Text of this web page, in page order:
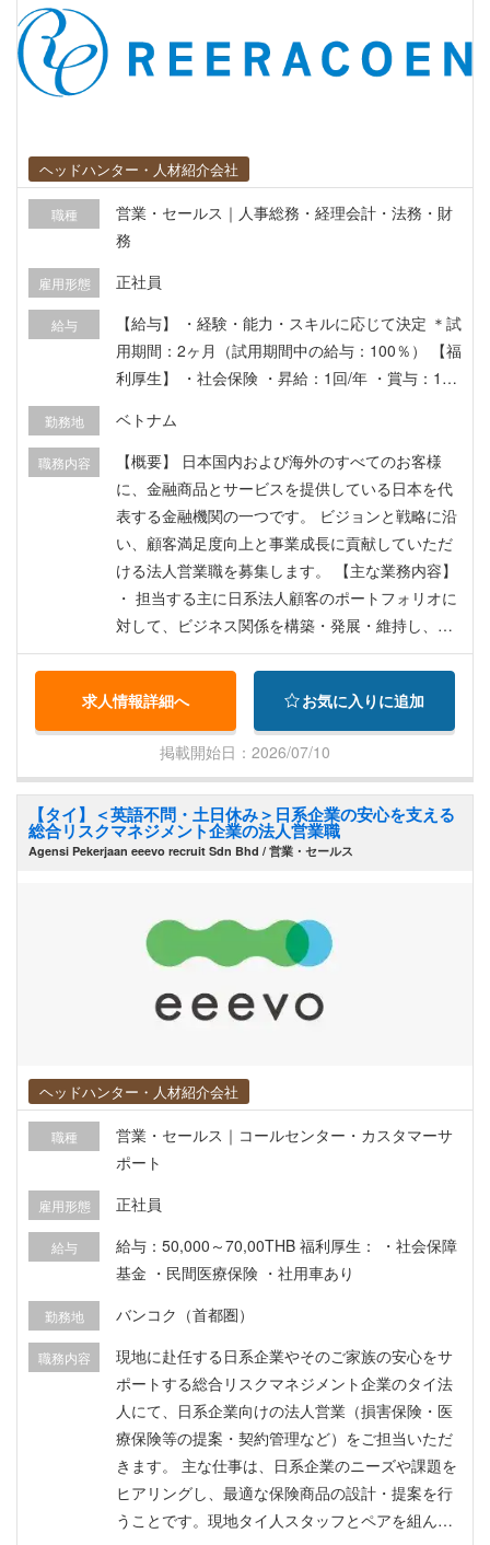
ヘッドハンター・人材紹介会社
職種
営業・セールス｜人事総務・経理会計・法務・財
務
雇用形態 正社員
給与
【給与】 ・経験・能力・スキルに応じて決定 ＊試
用期間：2ヶ月（試用期間中の給与：100％） 【福
利厚生】 ・社会保険 ・昇給：1回/年 ・賞与：1回/
勤務地 ベトナム
職務内容
【概要】 日本国内および海外のすべてのお客様
に、金融商品とサービスを提供している日本を代
表する金融機関の一つです。 ビジョンと戦略に沿
い、顧客満足度向上と事業成長に貢献していただ
ける法人営業職を募集します。 【主な業務内容】
・ 担当する主に日系法人顧客のポートフォリオに
対して、ビジネス関係を構築・発展・維持し、ビ
ジネス拡大を図るとともに、割り当てられた業績
目標の達成／超過および顧客ポートフォリオ全体
の健全な与信品質を管理する。 ・ 関連する各部署
／機能部門と連携し、ビジネス戦略やアカウント
プランを策定・開発し、預金、外国為替、貿易金
融、融資などの銀行商品／サービスに関する効果
的かつ実現可能なソリューションを提案し、顧客
への営業／プロモーション活動を実行する。 ・ 顧
設定を行い、内部承認のための提案（クレジット
アプリケーションの作成／レビュー、顧客の信用
／審査委員会（該当する場合）へ提出・説明を行
じたビジネスレポートの作成を行う。 ・支店のビ
ジョンと戦略に沿って、ラインマネージャー／部
門長から割り当てられたその他の業務を遂行す
る。
求人情報詳細へ お気に入りに追加
掲載開始日：2026/07/10
【タイ】＜英語不問・土日休み＞日系企業の安心を支える
総合リスクマネジメント企業の法人営業職
Agensi Pekerjaan eeevo recruit Sdn Bhd / 営業・セールス
ヘッドハンター・人材紹介会社
職種
営業・セールス｜コールセンター・カスタマーサ
ポート
雇用形態 正社員
給与
給与：50,000～70,00THB 福利厚生： ・社会保障
基金 ・民間医療保険 ・社用車あり
勤務地 バンコク（首都圏）
職務内容
現地に赴任する日系企業やそのご家族の安心をサ
ポートする総合リスクマネジメント企業のタイ法
人にて、日系企業向けの法人営業（損害保険・医
療保険等の提案・契約管理など）をご担当いただ
きます。 主な仕事は、日系企業のニーズや課題を
ヒアリングし、最適な保険商品の設計・提案を行
うことです。現地タイ人スタッフとペアを組んで